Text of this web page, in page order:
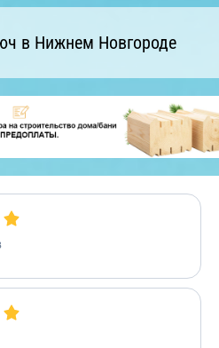
в Нижнем Новгороде